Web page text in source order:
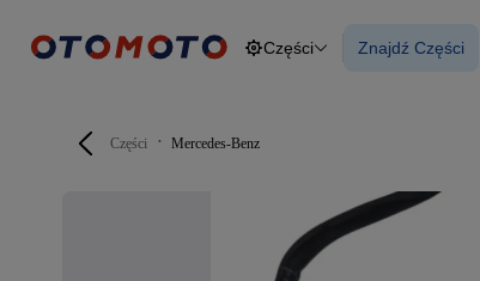
Osobowe
Części Znajdź Części
Części Mercedes-Benz